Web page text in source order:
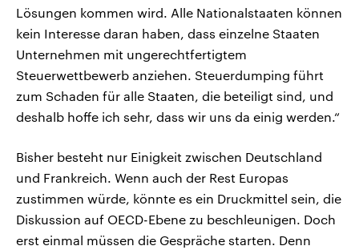
Lösungen kommen wird. Alle Nationalstaaten können
kein Interesse daran haben, dass einzelne Staaten
Unternehmen mit ungerechtfertigtem
Steuerwettbewerb anziehen. Steuerdumping führt
zum Schaden für alle Staaten, die beteiligt sind, und
deshalb hoffe ich sehr, dass wir uns da einig werden.“
Bisher besteht nur Einigkeit zwischen Deutschland
und Frankreich. Wenn auch der Rest Europas
zustimmen würde, könnte es ein Druckmittel sein, die
Diskussion auf OECD-Ebene zu beschleunigen. Doch
erst einmal müssen die Gespräche starten. Denn